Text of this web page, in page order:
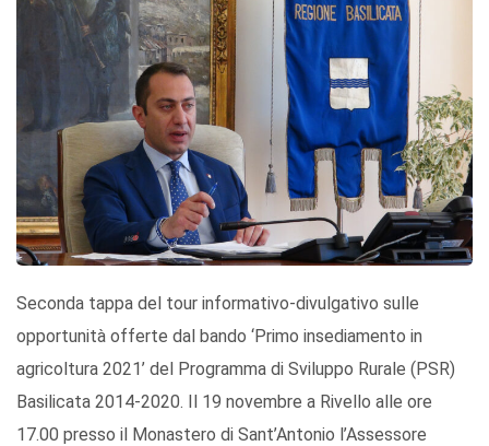
Seconda tappa del tour informativo-divulgativo sulle
opportunità offerte dal bando ‘Primo insediamento in
agricoltura 2021’ del Programma di Sviluppo Rurale (PSR)
Basilicata 2014-2020. Il 19 novembre a Rivello alle ore
17.00 presso il Monastero di Sant’Antonio l’Assessore